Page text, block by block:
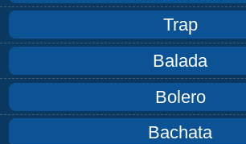
Trap
Balada
Bolero
Bachata